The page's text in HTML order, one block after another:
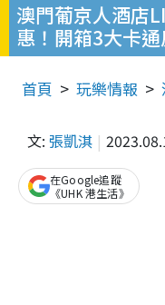
澳門葡京人酒店
惠！開箱3大卡
首頁 玩樂情報
文: 張凱淇
在Google追蹤
《UHK 港生活》